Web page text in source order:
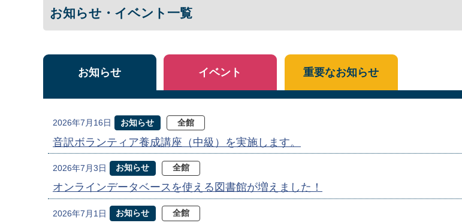
お知らせ・イベント一覧
お知らせ
2026年7月16日 お知らせ 全館
音訳ボランティア養成講座（中級）を実施します。
2026年7月3日 お知らせ 全館
オンラインデータベースを使える図書館が増えました！
2026年7月1日 お知らせ 全館
イベント 重要なお知らせ